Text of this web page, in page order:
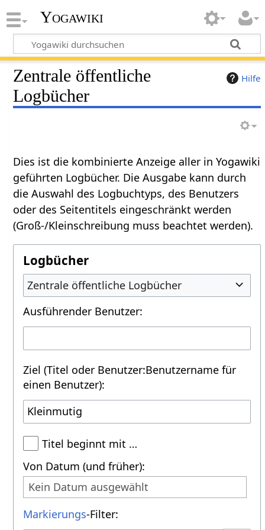
Yogawiki
Hilfe
Zentrale öffentliche
Logbücher
Dies ist die kombinierte Anzeige aller in Yogawiki
geführten Logbücher. Die Ausgabe kann durch
die Auswahl des Logbuchtyps, des Benutzers
oder des Seitentitels eingeschränkt werden
(Groß-/Kleinschreibung muss beachtet werden).
Logbücher
Zentrale öffentliche Logbücher
Ausführender Benutzer:
Ziel (Titel oder Benutzer:Benutzername für
einen Benutzer):
Titel beginnt mit …
Von Datum (und früher):
Kein Datum ausgewählt
Markierungs-Filter: